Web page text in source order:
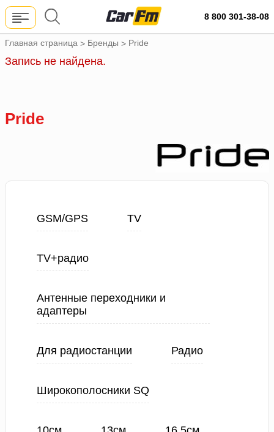
8 800 301-38-08
Главная страница > Бренды > Pride
Запись не найдена.
Pride
GSM/GPS TV
TV+радио
Антенные переходники и
адаптеры
Для радиостанции Радио
Широкополосники SQ